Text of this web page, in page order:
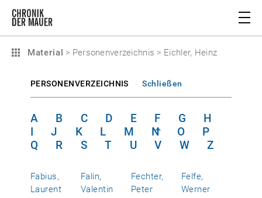
Material > Personenverzeichnis > Eichler, Heinz
PERSONENVERZEICHNIS Schließen
A B C D E F G
H
I
J K L M N O
P
Q
R S T U V W Z
Fabius,
Laurent
Falin,
Valentin
Fechter,
Peter
Felfe,
Werner